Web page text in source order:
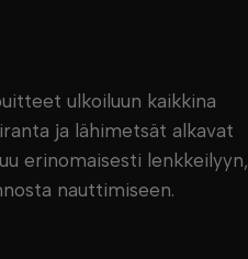
ulkoiluun kaikkina
ja lähimetsät alkavat
erinomaisesti lenkkeilyyn,
nauttimiseen.